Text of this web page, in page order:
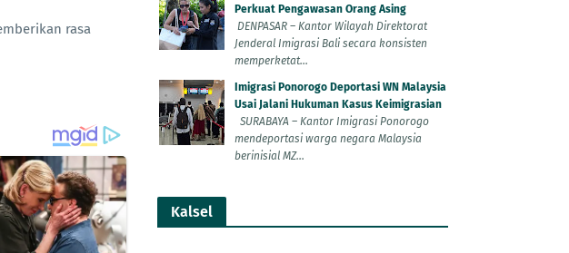
rasa
Perkuat Pengawasan Orang Asing
DENPASAR – Kantor Wilayah Direktorat
Jenderal Imigrasi Bali secara konsisten
memperketat...
Imigrasi Ponorogo Deportasi WN Malaysia
Usai Jalani Hukuman Kasus Keimigrasian
SURABAYA – Kantor Imigrasi Ponorogo
mendeportasi warga negara Malaysia
berinisial MZ...
Kalsel